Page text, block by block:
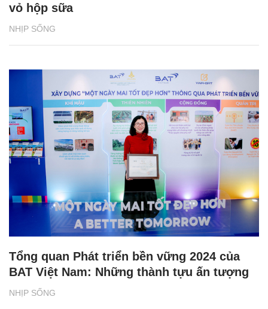
NHỊP SỐNG
vỏ hộp sữa
NHỊP SỐNG
Tổng quan Phát triển bền vững 2024 của
BAT Việt Nam: Những thành tựu ấn tượng